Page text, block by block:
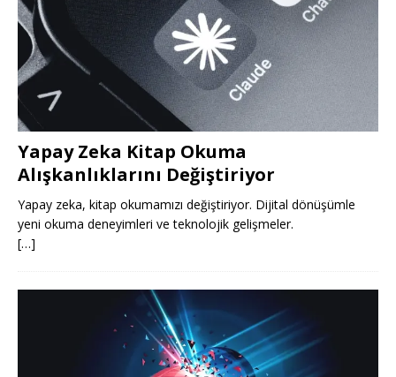
Yapay Zeka Kitap Okuma
Alışkanlıklarını Değiştiriyor
Yapay zeka, kitap okumamızı değiştiriyor. Dijital dönüşümle
yeni okuma deneyimleri ve teknolojik gelişmeler.
[…]